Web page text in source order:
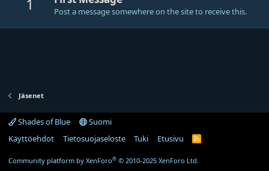
Post a message somewhere on the site to receive this.
Jäsenet
Shades of Blue
Suomi
Käyttöehdot
Tietosuojaseloste Tuki Etusivu
R
Community platform by XenForo® © 2010-2025 XenForo Ltd.